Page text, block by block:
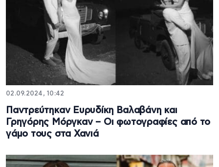
02.09.2024, 10:42
Παντρεύτηκαν Ευρυδίκη Βαλαβάνη και
Γρηγόρης Μόργκαν – Οι φωτογραφίες από το
γάμο τους στα Χανιά